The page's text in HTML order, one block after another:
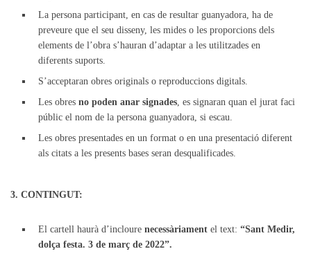
La persona participant, en cas de resultar guanyadora, ha de
preveure que el seu disseny, les mides o les proporcions dels
elements de l’obra s’hauran d’adaptar a les utilitzades en
diferents suports.
S’acceptaran obres originals o reproduccions digitals.
Les obres no poden anar signades , es signaran quan el jurat faci
públic el nom de la persona guanyadora, si escau.
Les obres presentades en un format o en una presentació diferent
als citats a les presents bases seran desqualificades.
3. CONTINGUT:
El cartell haurà d’incloure necessàriament el text: “Sant Medir,
dolça festa. 3 de març de 2022”.